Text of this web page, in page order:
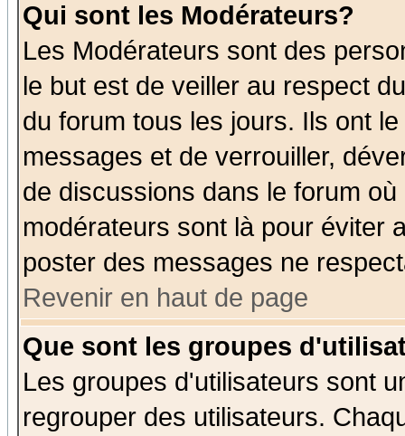
Qui sont les Modérateurs?
Les Modérateurs sont des
le but est de veiller au respect
du forum tous les jours. Ils ont
messages et de verrouiller,
de discussions dans le forum
modérateurs sont là pour éviter
poster des messages ne
Revenir en haut de page
Que sont les groupes
Les groupes d'utilisateurs sont
regrouper des utilisateurs.